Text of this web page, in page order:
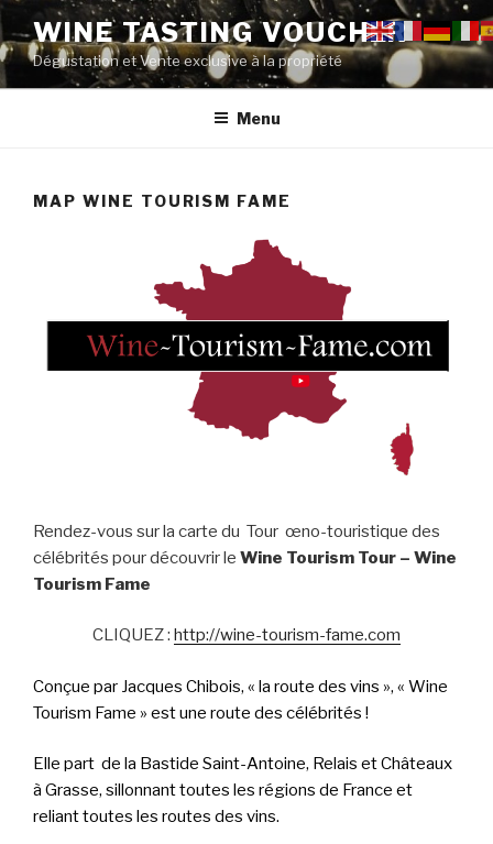
Aller
au
contenu
principal
WINE TASTING VOUCHER
Dégustation et Vente exclusive à la propriété
Menu
MAP WINE TOURISM FAME
Rendez-vous sur la carte du Tour œno-touristique des
célébrités pour découvrir le Wine Tourism Tour – Wine
Tourism Fame
CLIQUEZ : http://wine-tourism-fame.com
Conçue par Jacques Chibois, « la route des vins », « Wine
Tourism Fame » est une route des célébrités !
Elle part de la Bastide Saint-Antoine, Relais et Châteaux
à Grasse, sillonnant toutes les régions de France et
reliant toutes les routes des vins.